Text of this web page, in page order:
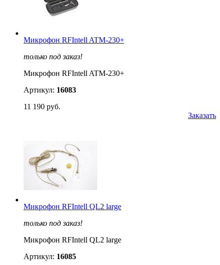
Микрофон RFIntell ATM-230+
только под заказ!
Микрофон RFIntell ATM-230+
Артикул: 16083
11 190 руб.
Заказать
Микрофон RFIntell QL2 large
только под заказ!
Микрофон RFIntell QL2 large
Артикул: 16085